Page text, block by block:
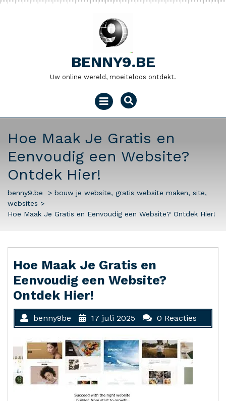
Naar
BENNY9.BE
Uw online wereld, moeiteloos ontdekt.
Menu
openen
Hoe Maak Je Gratis en
Eenvoudig een Website?
Ontdek Hier!
benny9.be > bouw je website, gratis website maken, site,
websites >
Hoe Maak Je Gratis en Eenvoudig een Website? Ontdek Hier!
Hoe Maak Je Gratis en
Eenvoudig een Website?
Ontdek Hier!
benny9be 17 juli 2025 0 Reacties